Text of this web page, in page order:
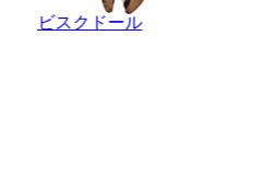
ビスクドール